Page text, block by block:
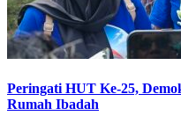
Peringati HUT Ke-25,
Rumah Ibadah